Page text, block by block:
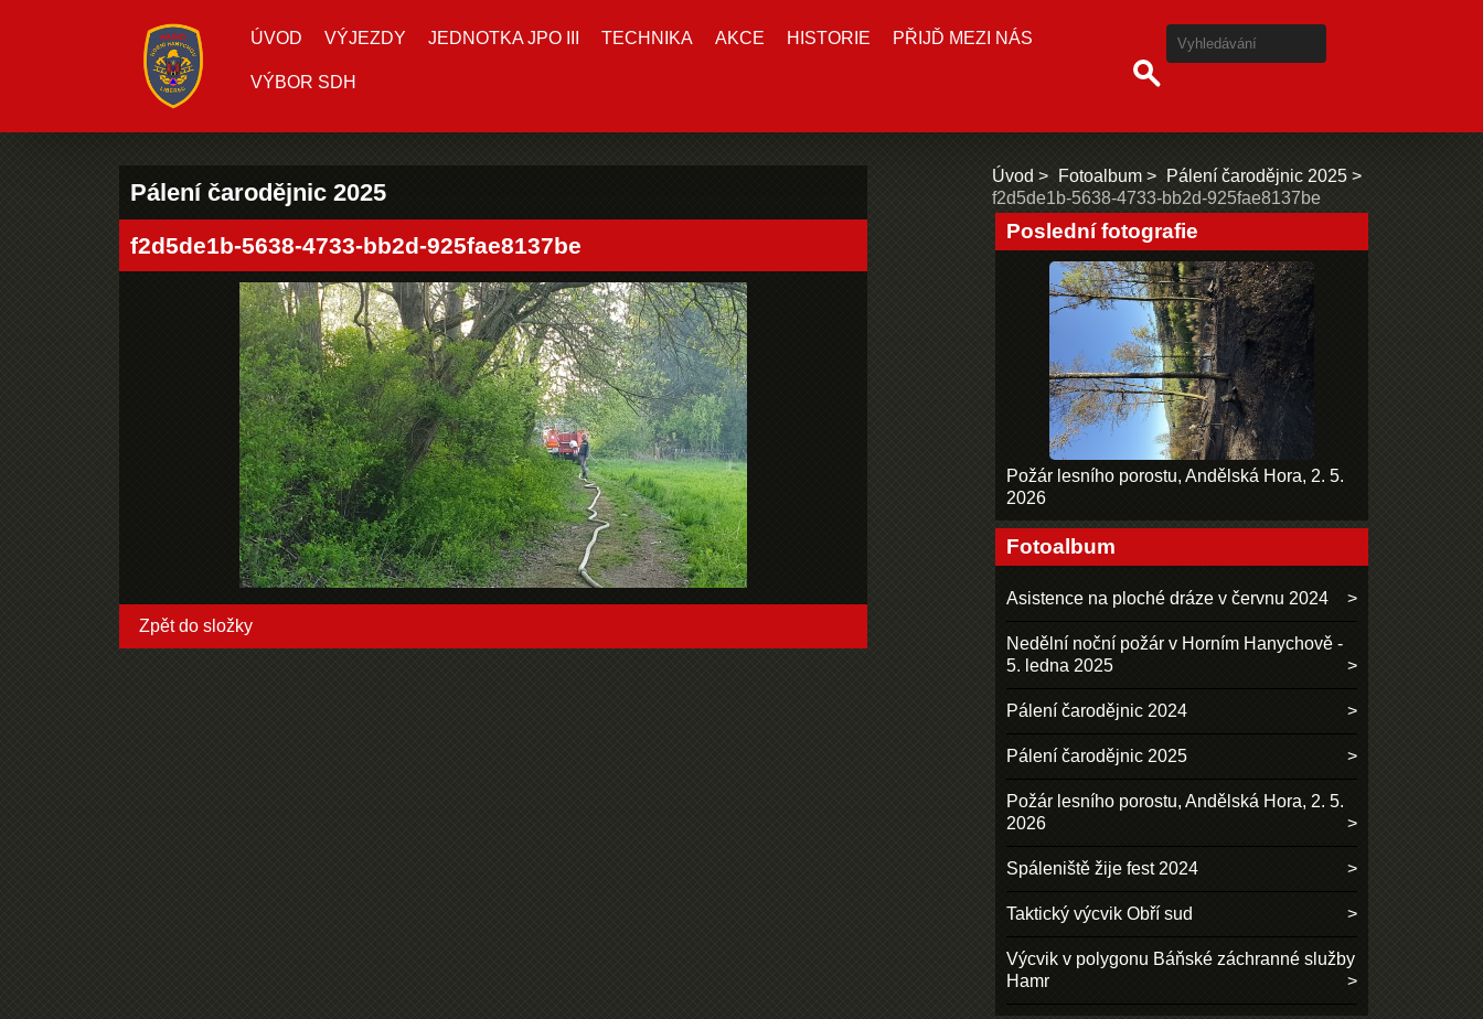
ÚVOD VÝJEZDY JEDNOTKA JPO III TECHNIKA AKCE HISTORIE PŘIJĎ MEZI NÁS
VÝBOR SDH
Pálení čarodějnic 2025
f2d5de1b-5638-4733-bb2d-925fae8137be
Zpět do složky
Úvod Fotoalbum
Pálení čarodějnic 2025
f2d5de1b-5638-4733-bb2d-925fae8137be
Poslední fotografie
Požár lesního porostu, Andělská Hora, 2. 5.
2026
Fotoalbum
Asistence na ploché dráze v červnu 2024
Nedělní noční požár v Horním Hanychově -
5. ledna 2025
Pálení čarodějnic 2024
Pálení čarodějnic 2025
Požár lesního porostu, Andělská Hora, 2. 5.
2026
Spáleniště žije fest 2024
Taktický výcvik Obří sud
Výcvik v polygonu Báňské záchranné služby
Hamr